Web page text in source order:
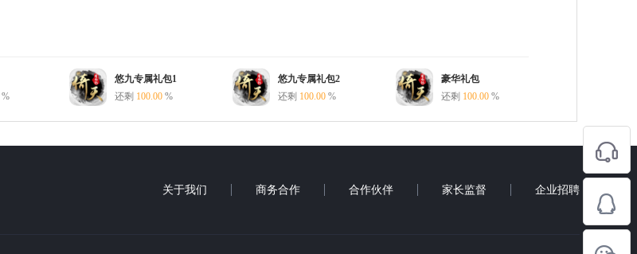
%
悠九专属礼包1
还剩 100.00 %
悠九专属礼包2
还剩 100.00 %
豪华礼包
还剩 100.00 %
关于我们 商务合作 合作伙伴 家长监督 企业招聘